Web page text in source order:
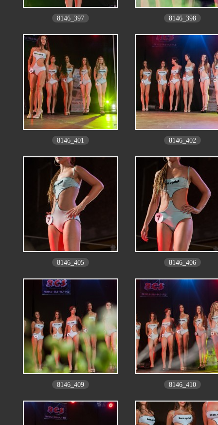
8146_397 8146_398
8146_401 8146_402
8146_405 8146_406
8146_409 8146_410